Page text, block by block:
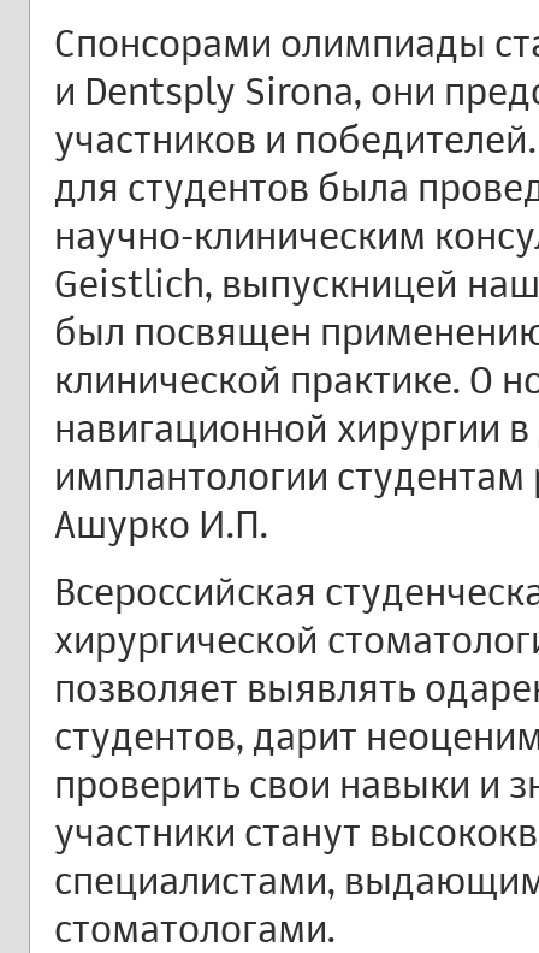
Спонсорами олимпиады
и Dentsply Sirona, они
участников и
для студентов была
научно-клиническим
Geistlich, выпускницей
был посвящен
клинической практике. О
навигационной хирургии
имплантологии студентам
Ашурко И.П.
Всероссийская
хирургической
позволяет выявлять
студентов, дарит
проверить свои навыки и
участники станут
специалистами,
стоматологами.